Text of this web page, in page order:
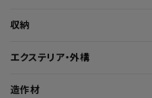
収納
エクステリア・外構
造作材